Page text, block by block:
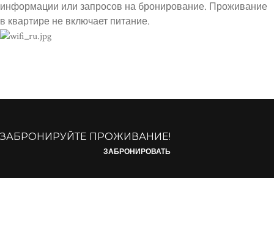
информации или запросов на бронирование. Проживание
в квартире не включает питание.
ЗАБРОНИРУЙТЕ ПРОЖИВАНИЕ!
ЗАБРОНИРОВАТЬ